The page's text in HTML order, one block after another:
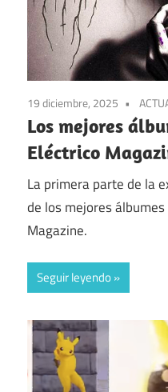
19 diciembre, 2025
Los mejores
Eléctrico
La primera parte de la
de los mejores
Magazine.
Seguir leyendo